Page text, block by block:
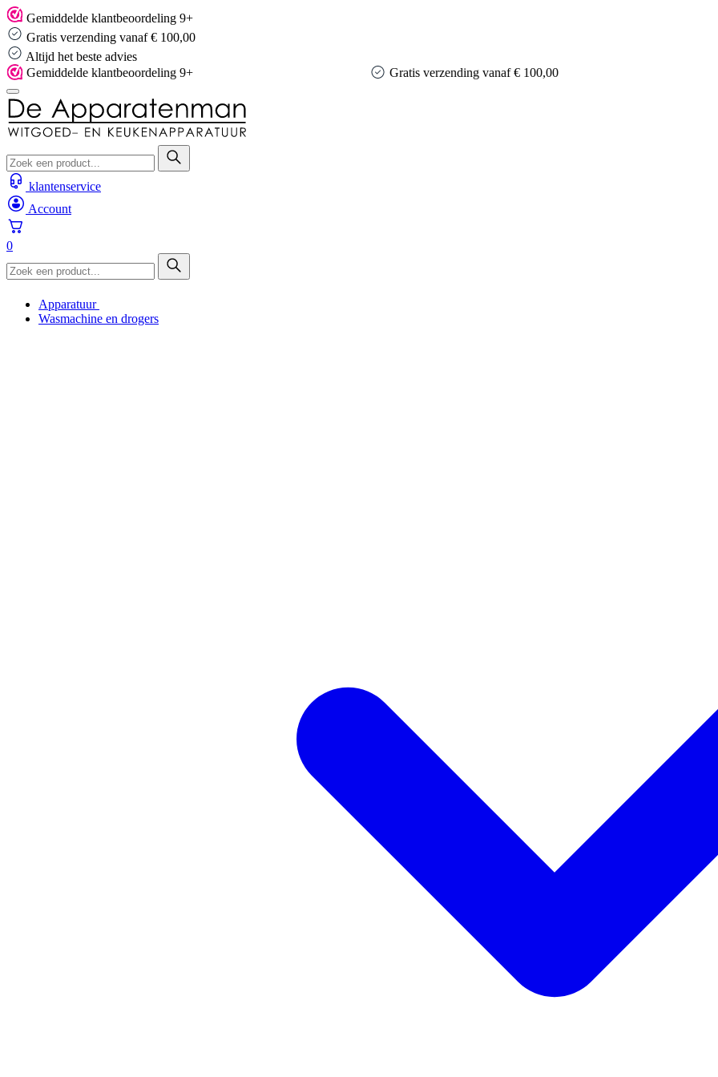
Skip
to
content
Gemiddelde klantbeoordeling 9+
Gratis verzending vanaf € 100,00
Altijd het beste advies
Gemiddelde klantbeoordeling 9+
Gratis verzending vanaf € 100,00
klantenservice
Account
0
Apparatuur
Wasmachine en drogers